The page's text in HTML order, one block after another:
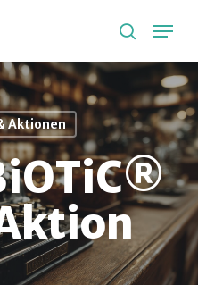
search
Aktionen